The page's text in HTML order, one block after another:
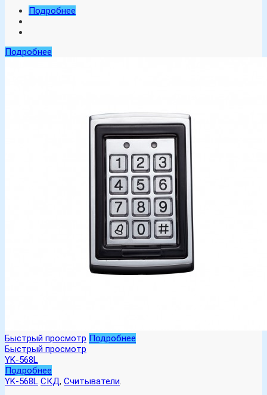
Подробнее
Подробнее
Быстрый просмотр Подробнее
Быстрый просмотр
YK-568L
Подробнее
YK-568L СКД, Считыватели.